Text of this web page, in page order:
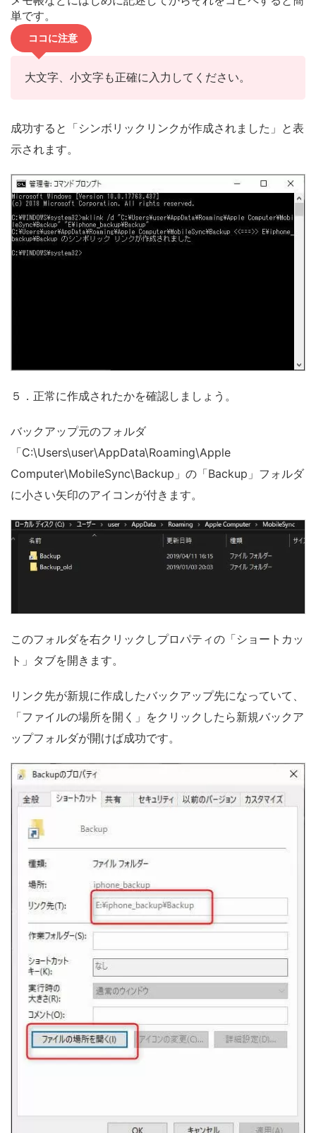
単です。
ココに注意
大文字、小文字も正確に入力してください。
成功すると「シンボリックリンクが作成されました」と表
示されます。
５．正常に作成されたかを確認しましょう。
バックアップ元のフォルダ
「C:\Users\user\AppData\Roaming\Apple
Computer\MobileSync\Backup」の「Backup」フォルダ
に小さい矢印のアイコンが付きます。
このフォルダを右クリックしプロパティの「ショートカッ
ト」タブを開きます。
リンク先が新規に作成したバックアップ先になっていて、
「ファイルの場所を開く」をクリックしたら新規バックア
ップフォルダが開けば成功です。